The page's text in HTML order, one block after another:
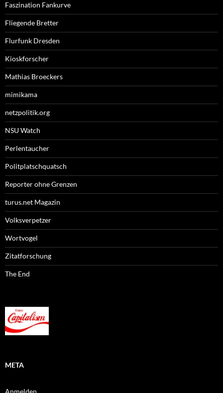
Faszination Fankurve
Fliegende Bretter
Flurfunk Dresden
Kioskforscher
Mathias Broeckers
mimikama
netzpolitik.org
NSU Watch
Perlentaucher
Politplatschquatsch
Reporter ohne Grenzen
turus.net Magazin
Volksverpetzer
Wortvogel
Zitatforschung
The End
META